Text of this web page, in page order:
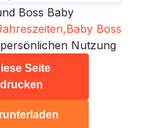
Boss Baby
Baby Boss
Nutzung
Seite
drucken